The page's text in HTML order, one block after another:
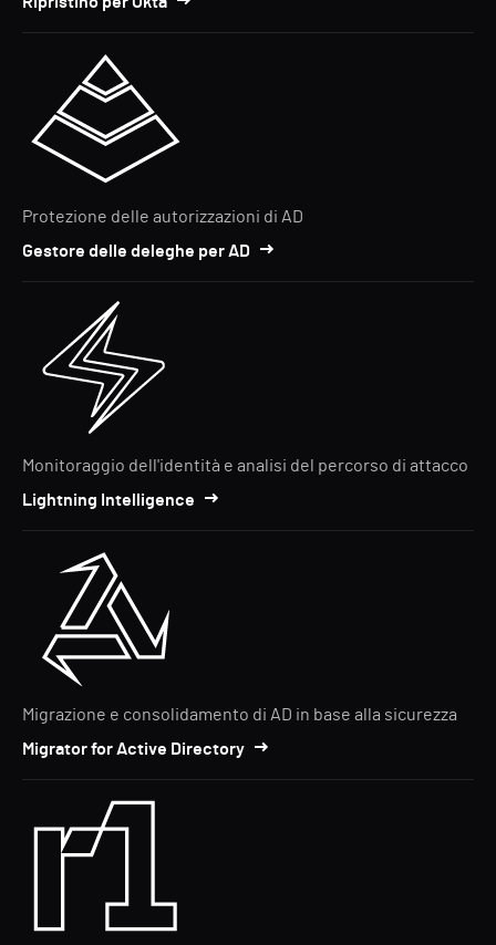
Protezione delle autorizzazioni di AD
Gestore delle deleghe per AD
Monitoraggio dell'identità e analisi del percorso di attacco
Lightning Intelligence
Migrazione e consolidamento di AD in base alla sicurezza
Migrator for Active Directory